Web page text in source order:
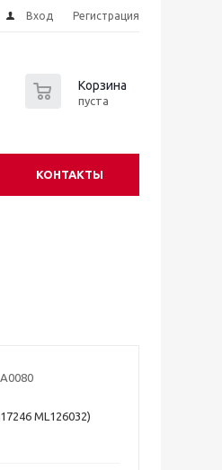
Вход Регистрация
Корзина
пуста
КОНТАКТЫ
ML126032)